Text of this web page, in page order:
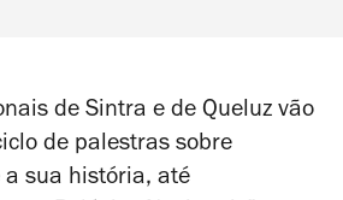
de Sintra e de Queluz vão
de palestras sobre
a sua história, até